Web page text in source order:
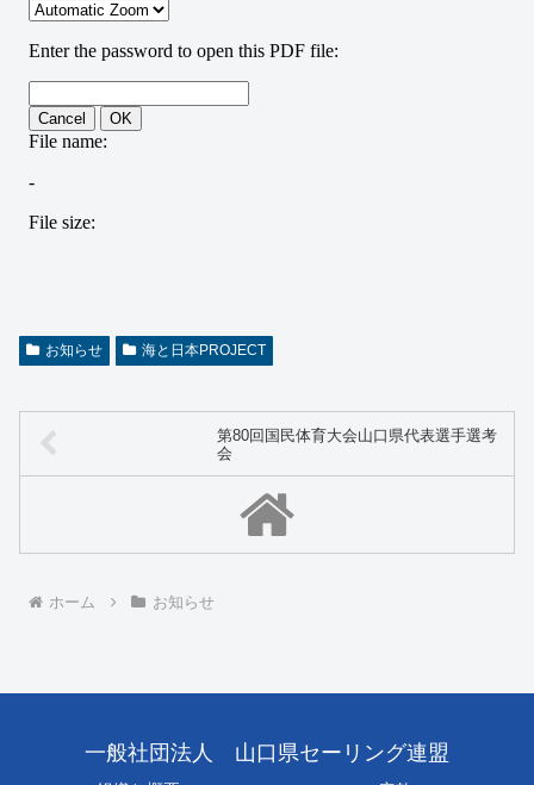
お知らせ 海と日本PROJECT
第80回国民体育大会山口県代表選手選考
会
ホーム お知らせ
一般社団法人 山口県セーリング連盟